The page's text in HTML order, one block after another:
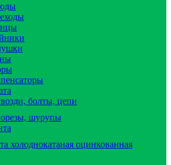
болты, цепи
шурупы
холоднокатаная оцинкованная